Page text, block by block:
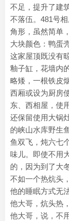
不足，提升了建
不落伍。481号
角形，虽然简单
大块颜色：鸭蛋
这家屋顶既没有
釉子缸，花墙内
略矮，一根铁皮
西厢或设为厨房
东、西相屋，使
还保留使用大锅
的峡山水库野生
鱼双飞，炖六七
味儿。即使不用
的，因为到了大
不如一个热炕头
他的睡眠方式无
他大哥，炕头热
他大哥，说，不